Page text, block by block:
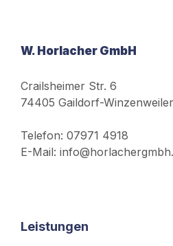
W. Horlacher GmbH
Crailsheimer Str. 6
74405 Gaildorf-Winzenweiler
Telefon: 07971 4918
E-Mail:
Leistungen